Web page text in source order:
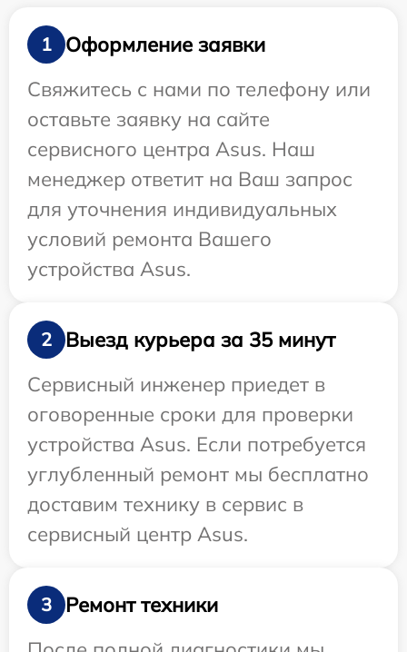
1
Оформление заявки
Свяжитесь с нами по телефону или
оставьте заявку на сайте
сервисного центра Asus. Наш
менеджер ответит на Ваш запрос
для уточнения индивидуальных
условий ремонта Вашего
устройства Asus.
2
Выезд курьера за 35 минут
Сервисный инженер приедет в
оговоренные сроки для проверки
устройства Asus. Если потребуется
углубленный ремонт мы бесплатно
доставим технику в сервис в
сервисный центр Asus.
3
Ремонт техники